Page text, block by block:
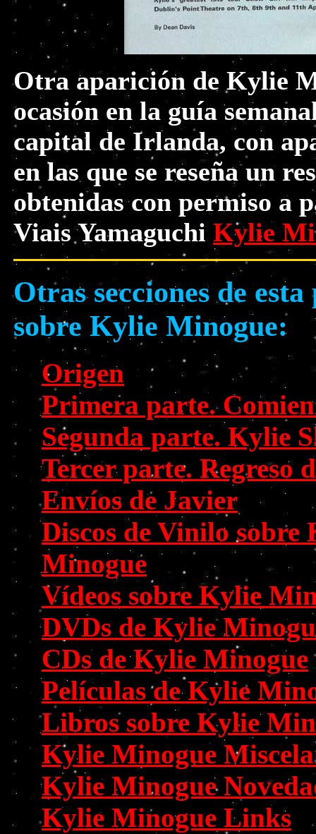
Otra aparición de Kylie
ocasión en la guía
capital de Irlanda, con
en las que se reseña un
obtenidas con permiso a
Viais Yamaguchi Kylie
Otras secciones de esta
sobre Kylie Minogue:
Origen
Primera parte.
Segunda parte. Kylie
Tercer parte. Regreso
Envíos de Javier
Discos de Vinilo sobre
Minogue
Vídeos sobre Kylie
DVDs de Kylie
CDs de Kylie Minogue
Películas de Kylie
Libros sobre Kylie
Kylie Minogue
Kylie Minogue
Kylie Minogue Links